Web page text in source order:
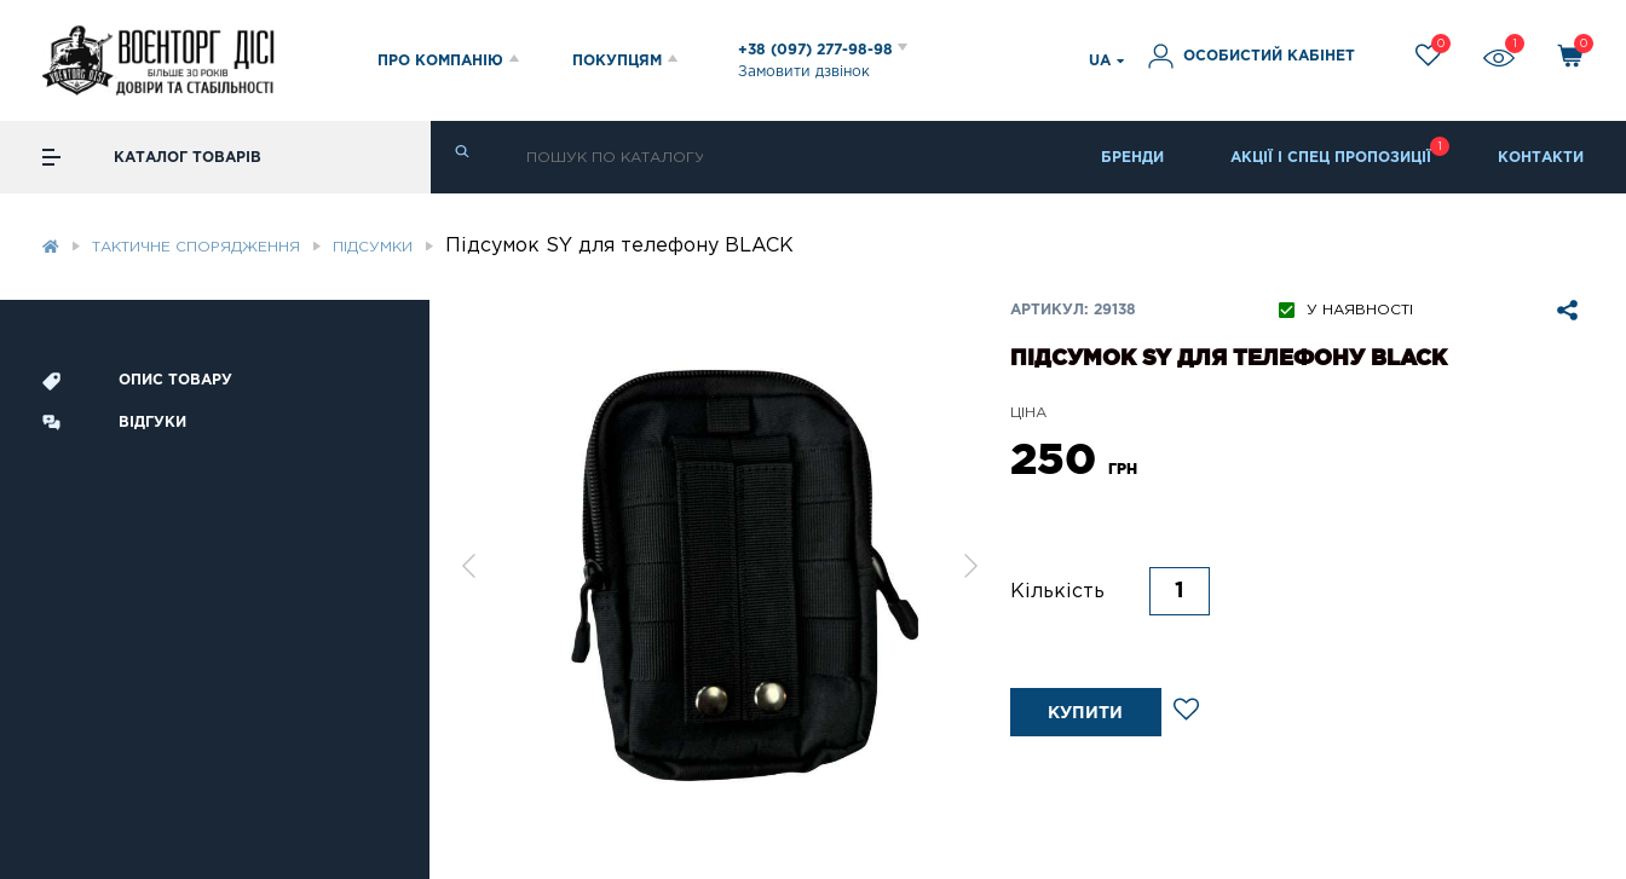
ПРО КОМПАНІЮ ПОКУПЦЯМ
+38 (097) 277-98-98
Замовити дзвінок
UA ОСОБИСТИЙ КАБІНЕТ
0 0
КАТАЛОГ ТОВАРІВ БРЕНДИ АКЦІЇ І СПЕЦ ПРОПОЗИЦІЇ КОНТАКТИ
ТАКТИЧНЕ СПОРЯДЖЕННЯ ПІДСУМКИ Підсумок SY для телефону BLACK
ОПИС ТОВАРУ
ВІДГУКИ
АРТИКУЛ: 29138 У НАЯВНОСТІ
ПІДСУМОК SY ДЛЯ ТЕЛЕФОНУ BLACK
ЦІНА
250 ГРН
Кількість
КУПИТИ